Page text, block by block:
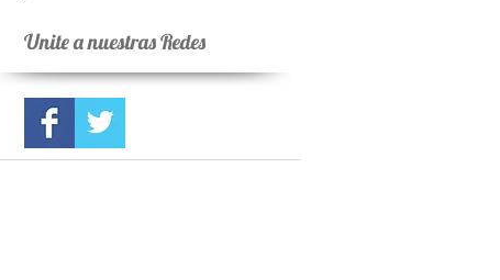
Unite a nuestras Redes